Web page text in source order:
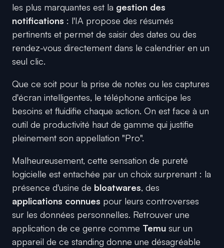
les plus marquantes est la gestion des
notifications : l'IA propose des résumés
pertinents et permet de saisir des dates ou des
rendez-vous directement dans le calendrier en un
seul clic.
Que ce soit pour la prise de notes ou les captures
d'écran intelligentes, le téléphone anticipe les
besoins et fluidifie chaque action. On est face à un
outil de productivité haut de gamme qui justifie
pleinement son appellation "Pro".
Malheureusement, cette sensation de pureté
logicielle est entachée par un choix surprenant : la
présence d'usine de bloatwares, des
applications connues pour leurs controverses
sur les données personnelles. Retrouver une
application de ce genre comme Temu sur un
appareil de ce standing donne une désagréable